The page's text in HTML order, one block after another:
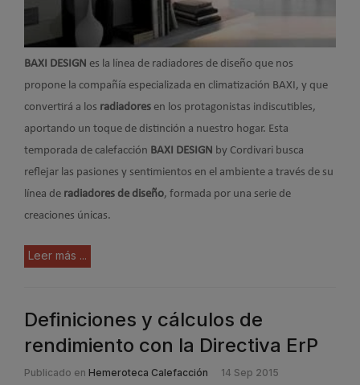
BAXI DESIGN es la línea de radiadores de diseño que nos
propone la compañía especializada en climatización BAXI, y que
convertirá a los radiadores en los protagonistas indiscutibles,
aportando un toque de distinción a nuestro hogar. Esta
temporada de calefacción BAXI DESIGN by Cordivari busca
reflejar las pasiones y sentimientos en el ambiente a través de su
línea de radiadores de diseño, formada por una serie de
creaciones únicas.
Leer más ...
Definiciones y cálculos de
rendimiento con la Directiva ErP
Publicado en Hemeroteca Calefacción 14 Sep 2015